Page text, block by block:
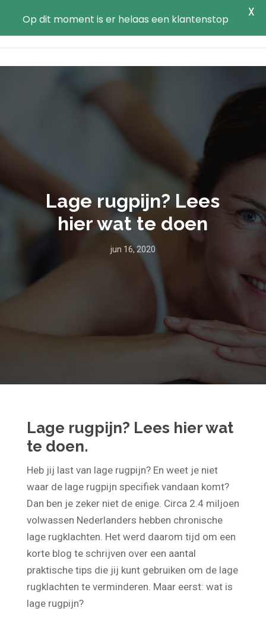
Lage rugpijn? Lees
hier wat te doen
jun 16, 2020
Lage rugpijn? Lees hier wat
te doen.
Heb jij last van lage rugpijn? En weet je niet
waar de lage rugpijn specifiek vandaan komt?
Dan ben je zeker niet de enige. Circa 2.4 miljoen
volwassen Nederlanders hebben chronische
lage rugklachten. Het werd daarom tijd om een
korte blog te schrijven over een aantal
praktische tips die jij kunt gebruiken om de lage
rugklachten te verminderen. Maar eerst: wat is
Op dit moment is er helaas een klantenstop
X